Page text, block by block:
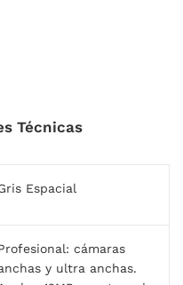
Técnicas
Espacial
cámaras
y ultra anchas.